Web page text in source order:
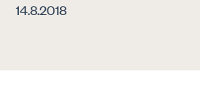
14.8.2018